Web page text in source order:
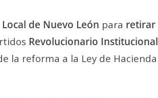
de Nuevo León para retirar
Revolucionario Institucional
la reforma a la Ley de Hacienda